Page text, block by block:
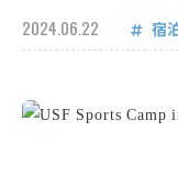
2024.06.22 宿